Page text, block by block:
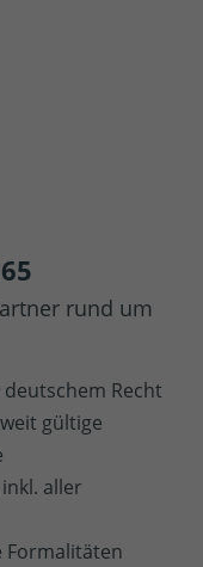
rund um
Recht
gültige
aller
Formalitäten